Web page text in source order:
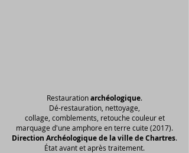
Restaurationarchéologique.
Dé-restauration, nettoyage,
collage, comblements, retouche couleur et
marquage d'une amphore en terre cuite (2017).
Direction Archéologique de la ville de Chartres.
État avant et après traitement.​